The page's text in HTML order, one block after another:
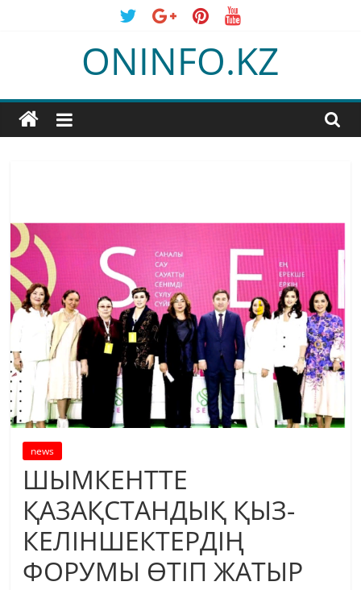
ONINFO.KZ
news
ШЫМКЕНТТЕ
ҚАЗАҚСТАНДЫҚ ҚЫЗ-
КЕЛІНШЕКТЕРДІҢ
ФОРУМЫ ӨТІП ЖАТЫР